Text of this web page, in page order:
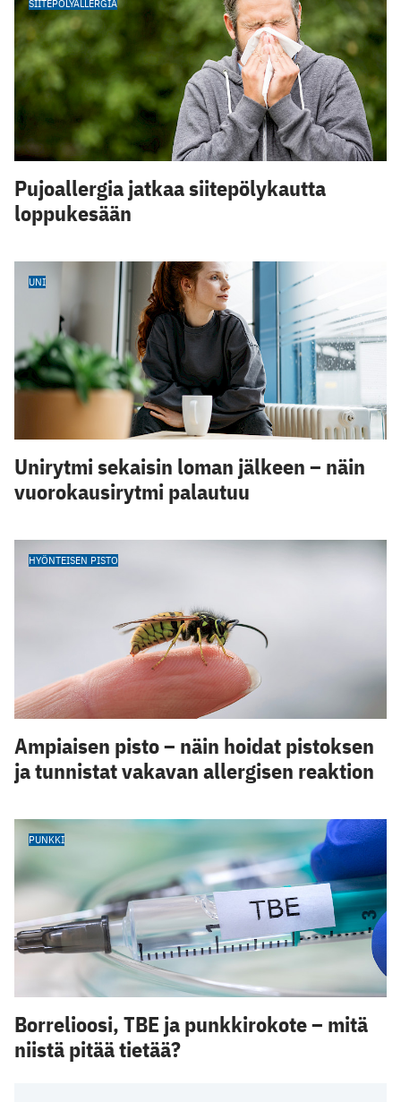
SIITEPÖLYALLERGIA
Pujoallergia jatkaa siitepölykautta
loppukesään
UNI
Unirytmi sekaisin loman jälkeen – näin
vuorokausirytmi palautuu
HYÖNTEISEN PISTO
Ampiaisen pisto – näin hoidat pistoksen
ja tunnistat vakavan allergisen reaktion
PUNKKI
Borrelioosi, TBE ja punkkirokote – mitä
niistä pitää tietää?